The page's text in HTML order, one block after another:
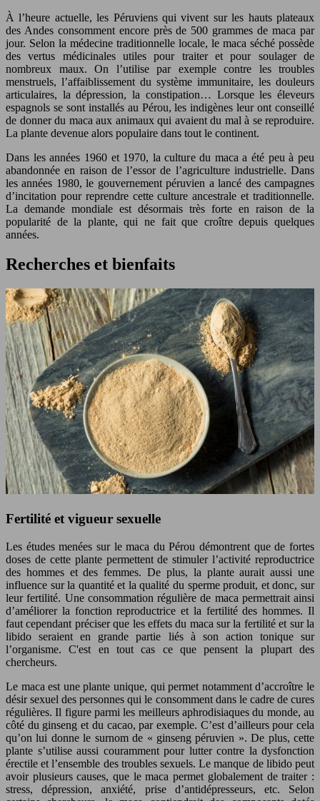
À l’heure actuelle, les Péruviens qui vivent sur les hauts plateaux
des Andes consomment encore près de 500 grammes de maca par
jour. Selon la médecine traditionnelle locale, le maca séché possède
des vertus médicinales utiles pour traiter et pour soulager de
nombreux maux. On l’utilise par exemple contre les troubles
menstruels, l’affaiblissement du système immunitaire, les douleurs
articulaires, la dépression, la constipation… Lorsque les éleveurs
espagnols se sont installés au Pérou, les indigènes leur ont conseillé
de donner du maca aux animaux qui avaient du mal à se reproduire.
La plante devenue alors populaire dans tout le continent.
Dans les années 1960 et 1970, la culture du maca a été peu à peu
abandonnée en raison de l’essor de l’agriculture industrielle. Dans
les années 1980, le gouvernement péruvien a lancé des campagnes
d’incitation pour reprendre cette culture ancestrale et traditionnelle.
La demande mondiale est désormais très forte en raison de la
popularité de la plante, qui ne fait que croître depuis quelques
années.
Recherches et bienfaits
Fertilité et vigueur sexuelle
Les études menées sur le maca du Pérou démontrent que de fortes
doses de cette plante permettent de stimuler l’activité reproductrice
des hommes et des femmes. De plus, la plante aurait aussi une
influence sur la quantité et la qualité du sperme produit, et donc, sur
leur fertilité. Une consommation régulière de maca permettrait ainsi
d’améliorer la fonction reproductrice et la fertilité des hommes. Il
faut cependant préciser que les effets du maca sur la fertilité et sur la
libido seraient en grande partie liés à son action tonique sur
l’organisme. C'est en tout cas ce que pensent la plupart des
chercheurs.
Le maca est une plante unique, qui permet notamment d’accroître le
désir sexuel des personnes qui le consomment dans le cadre de cures
régulières. Il figure parmi les meilleurs aphrodisiaques du monde, au
côté du ginseng et du cacao, par exemple. C’est d’ailleurs pour cela
qu’on lui donne le surnom de « ginseng péruvien ». De plus, cette
plante s’utilise aussi couramment pour lutter contre la dysfonction
érectile et l’ensemble des troubles sexuels. Le manque de libido peut
avoir plusieurs causes, que le maca permet globalement de traiter :
stress, dépression, anxiété, prise d’antidépresseurs, etc. Selon